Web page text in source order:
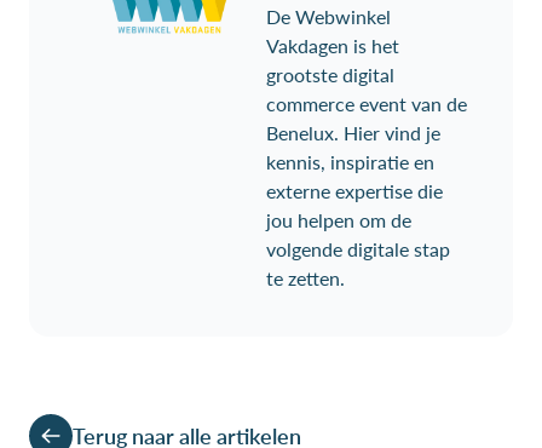
De Webwinkel
Vakdagen is het
grootste digital
commerce event van de
Benelux. Hier vind je
kennis, inspiratie en
externe expertise die
jou helpen om de
volgende digitale stap
te zetten.
Terug naar alle artikelen